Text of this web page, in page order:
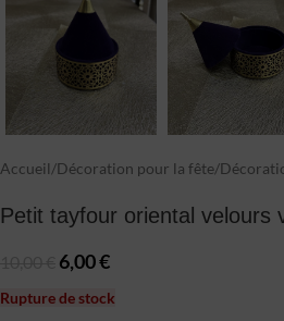
Accueil/Décoration pour la fête/
Petit tayfour oriental velours
6,00€
Rupture de stock